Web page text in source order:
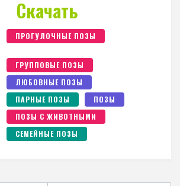
Скачать
ПРОГУЛОЧНЫЕ ПОЗЫ
ГРУППОВЫЕ ПОЗЫ
ЛЮБОВНЫЕ ПОЗЫ
ПАРНЫЕ ПОЗЫ
ПОЗЫ
ПОЗЫ С ЖИВОТНЫМИ
СЕМЕЙНЫЕ ПОЗЫ